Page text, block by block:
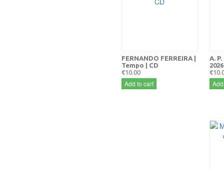
FERNANDO FERREIRA |
Tempo | CD
€10.00
Add to cart
A.